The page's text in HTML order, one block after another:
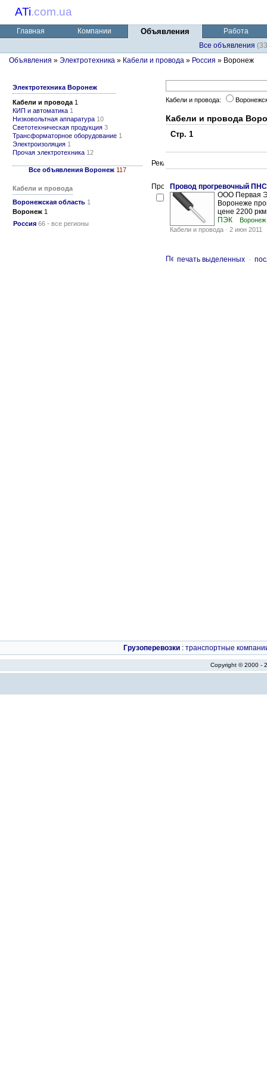
ATi.com.ua
Главная Компании Объявления
Работа
Все объявления
Объявления » Электротехника » Кабели и провода » Россия » Воронеж
Электротехника Воронеж
Кабели и провода 1
КИП и автоматика 1
Низковольтная аппаратура 10
Светотехническая продукция 3
Трансформаторное оборудование 1
Электроизоляция 1
Прочая электротехника 12
Все объявления Воронеж 117
Кабели и провода
Воронежская область 1
Воронеж 1
Россия 66 - все регионы
Кабели и провода:
Кабели и провода
Стр. 1
Провод прогревочный
ООО Первая
Воронеже
цене 2200 ркм
ПЭК
Воронеж
Кабели и провода - 2 июн 2011
печать выделенных -
Грузоперевозки : транспортные
Copyright © 2000 -